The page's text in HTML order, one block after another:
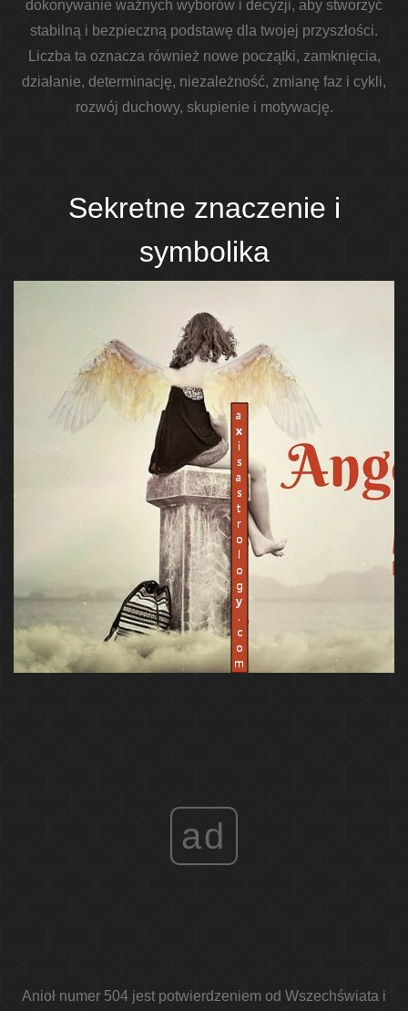
dokonywanie ważnych wyborów i decyzji, aby stworzyć
stabilną i bezpieczną podstawę dla twojej przyszłości.
Liczba ta oznacza również nowe początki, zamknięcia,
działanie, determinację, niezależność, zmianę faz i cykli,
rozwój duchowy, skupienie i motywację.
Sekretne znaczenie i
symbolika
ad
Anioł numer 504 jest potwierdzeniem od Wszechświata i